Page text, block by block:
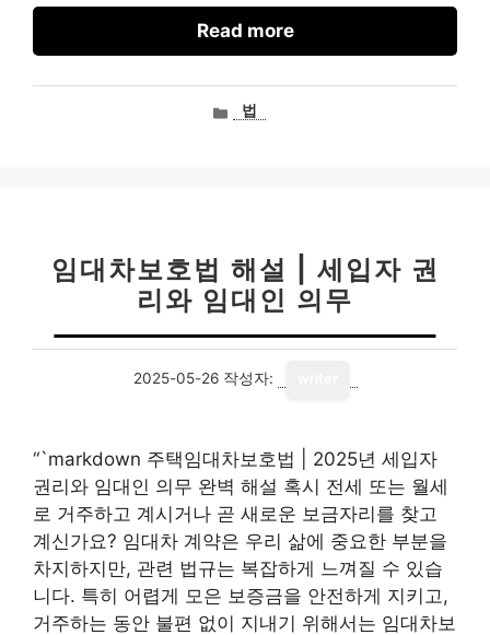
Read more
카법
임대차보호법 해설 | 세입자 권
리와 임대인 의무
2025-05-26 작성자:
“`markdown 주택임대차보호법 | 2025년 세입자
권리와 임대인 의무 완벽 해설 혹시 전세 또는 월세
로 거주하고 계시거나 곧 새로운 보금자리를 찾고
계신가요? 임대차 계약은 우리 삶에 중요한 부분을
차지하지만, 관련 법규는 복잡하게 느껴질 수 있습
니다. 특히 어렵게 모은 보증금을 안전하게 지키고,
거주하는 동안 불편 없이 지내기 위해서는 임대차보